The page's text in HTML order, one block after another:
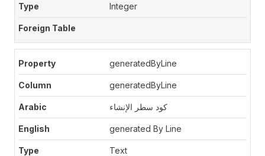
Integer
generatedByLine
generatedByLine
كود سطر الإنشاء
generated By Line
Text